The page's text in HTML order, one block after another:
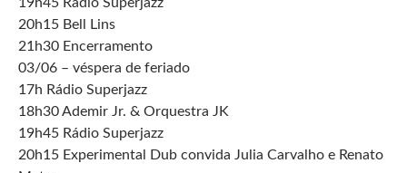
20h15 Bell Lins
21h30 Encerramento
03/06 – véspera de feriado
17h Rádio Superjazz
18h30 Ademir Jr. & Orquestra JK
19h45 Rádio Superjazz
20h15 Experimental Dub convida Julia Carvalho e Renato